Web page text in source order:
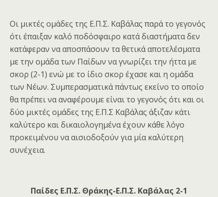
Οι μικτές ομάδες της Ε.Π.Σ. Καβάλας παρά το γεγονός
ότι έπαιξαν καλό ποδόσφαιρο κατά διαστήματα δεν
κατάφεραν να αποσπάσουν τα θετικά αποτελέσματα
με την ομάδα των Παίδων να γνωρίζει την ήττα με
σκορ (2-1) ενώ με το ίδιο σκορ έχασε και η ομάδα
των Νέων. Συμπερασματικά πάντως εκείνο το οποίο
θα πρέπει να αναφέρουμε είναι το γεγονός ότι και οι
δύο μικτές ομάδες της Ε.Π.Σ Καβάλας άξιζαν κάτι
καλύτερο και δικαιολογημένα έχουν κάθε λόγο
προκειμένου να αισιοδοξούν για μία καλύτερη
συνέχεια.
Παίδες Ε.Π.Σ. Θράκης-Ε.Π.Σ. Καβάλας 2-1